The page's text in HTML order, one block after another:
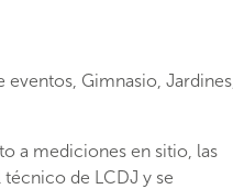
eventos, Gimnasio, Jardines,
a mediciones en sitio, las
técnico de LCDJ y se